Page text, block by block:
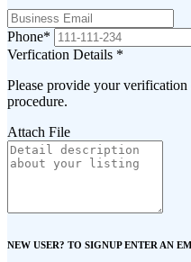
Phone*
Verfication Details *
Please provide your
procedure.
Attach File
NEW USER? TO SIGNUP ENTER AN